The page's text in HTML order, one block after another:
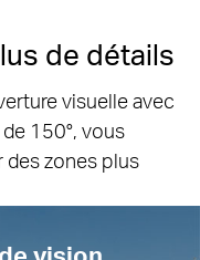
et de
vos envies.